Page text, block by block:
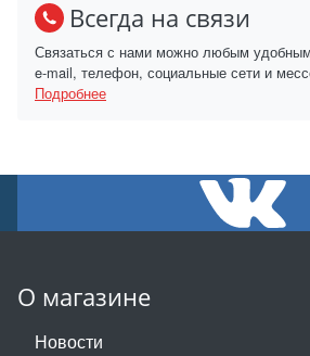
Всегда на связи
Связаться с нами можно любым
e-mail, телефон, социальные сети и
Подробнее
О магазине
Новости